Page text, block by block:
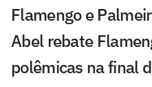
Flamengo e
Abel rebate
polêmicas na final